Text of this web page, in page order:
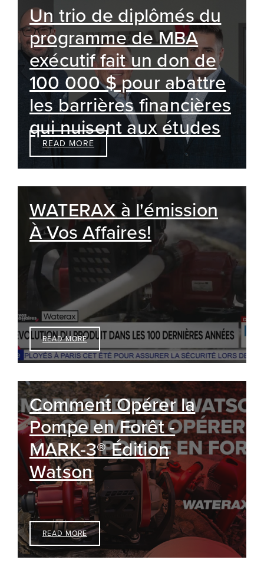
Un trio de diplômés du
programme de MBA
exécutif fait un don de
100 000 $ pour abattre
les barrières financières
qui nuisent aux études
READ MORE
WATERAX à l'émission
À Vos Affaires!
READ MORE
Comment Opérer la
Pompe en Forêt -
MARK-3® Édition
Watson
READ MORE